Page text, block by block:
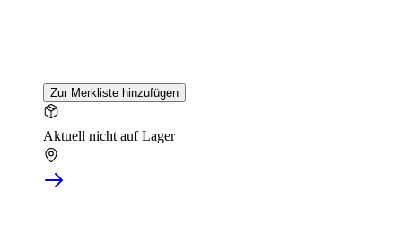
Zur Merkliste hinzufügen
Aktuell nicht auf Lager